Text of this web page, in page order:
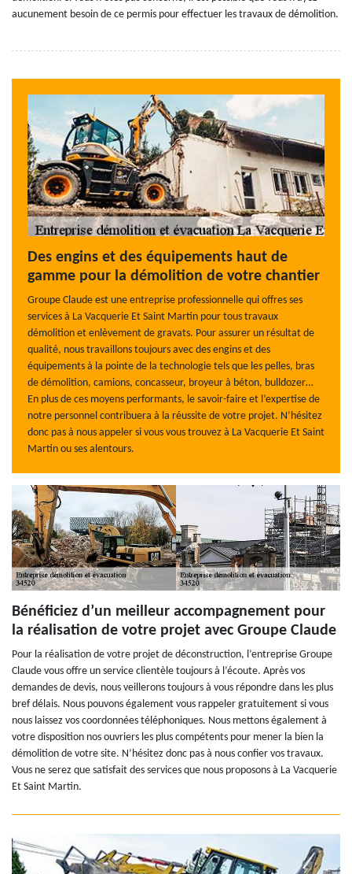
aucunement besoin de ce permis pour effectuer les travaux de démolition.
Des engins et des équipements haut de
gamme pour la démolition de votre chantier
Groupe Claude est une entreprise professionnelle qui offres ses
services à La Vacquerie Et Saint Martin pour tous travaux
démolition et enlèvement de gravats. Pour assurer un résultat de
qualité, nous travaillons toujours avec des engins et des
équipements à la pointe de la technologie tels que les pelles, bras
de démolition, camions, concasseur, broyeur à béton, bulldozer…
En plus de ces moyens performants, le savoir-faire et l’expertise de
notre personnel contribuera à la réussite de votre projet. N’hésitez
donc pas à nous appeler si vous vous trouvez à La Vacquerie Et Saint
Martin ou ses alentours.
Bénéficiez d’un meilleur accompagnement pour
la réalisation de votre projet avec Groupe Claude
Pour la réalisation de votre projet de déconstruction, l’entreprise Groupe
Claude vous offre un service clientèle toujours à l’écoute. Après vos
demandes de devis, nous veillerons toujours à vous répondre dans les plus
bref délais. Nous pouvons également vous rappeler gratuitement si vous
nous laissez vos coordonnées téléphoniques. Nous mettons également à
votre disposition nos ouvriers les plus compétents pour mener la bien la
démolition de votre site. N’hésitez donc pas à nous confier vos travaux.
Vous ne serez que satisfait des services que nous proposons à La Vacquerie
Et Saint Martin.